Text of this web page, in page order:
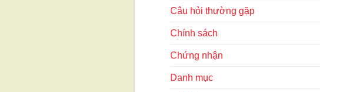
Câu hỏi thường gặp
Chính sách
Chứng nhận
Danh mục